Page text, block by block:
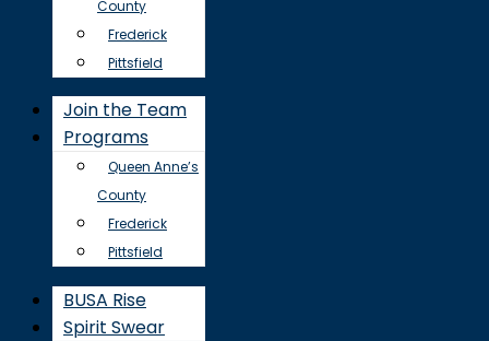
County
Frederick
Pittsfield
Join the Team
Programs
Queen Anne’s
County
Frederick
Pittsfield
BUSA Rise
Spirit Swear